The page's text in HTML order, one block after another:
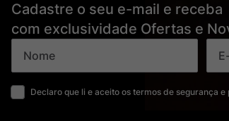
Cadastre o seu e-mail e receba
com exclusividade Ofertas e
Declaro que li e aceito os termos de segurança